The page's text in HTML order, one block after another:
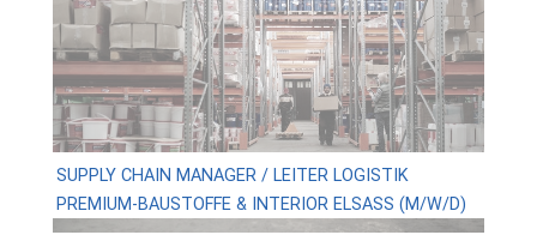
SUPPLY CHAIN MANAGER / LEITER LOGISTIK
PREMIUM-BAUSTOFFE & INTERIOR ELSASS (M/W/D)